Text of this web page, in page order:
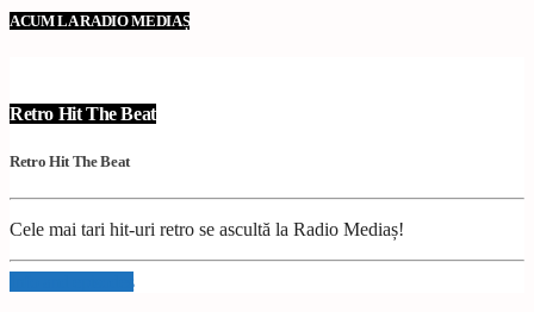
ACUM LA RADIO MEDIAȘ
Retro Hit The Beat
Retro Hit The Beat
Cele mai tari hit-uri retro se ascultă la Radio Mediaș!
Info and episodes